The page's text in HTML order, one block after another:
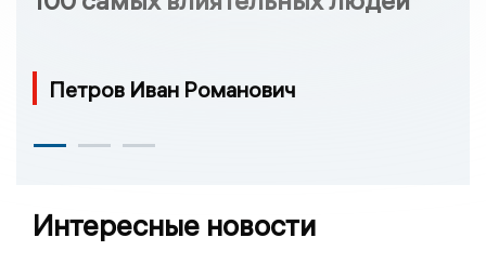
Петров Иван Романович
Интересные новости